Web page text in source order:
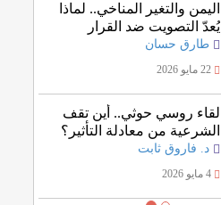
اليمن والتغير المناخي.. لماذا
يُعدّ التصويت ضد القرار
الأممي خسارة للمصلحة
اليمنية؟
طارق حسان
22 مايو 2026
لقاء روسي حوثي.. أين تقف
الشرعية من معادلة التأثير؟
د. فاروق ثابت
4 مايو 2026